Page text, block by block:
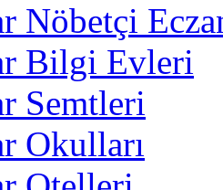
Nöbetçi
Bilgi Evleri
Semtleri
Okulları